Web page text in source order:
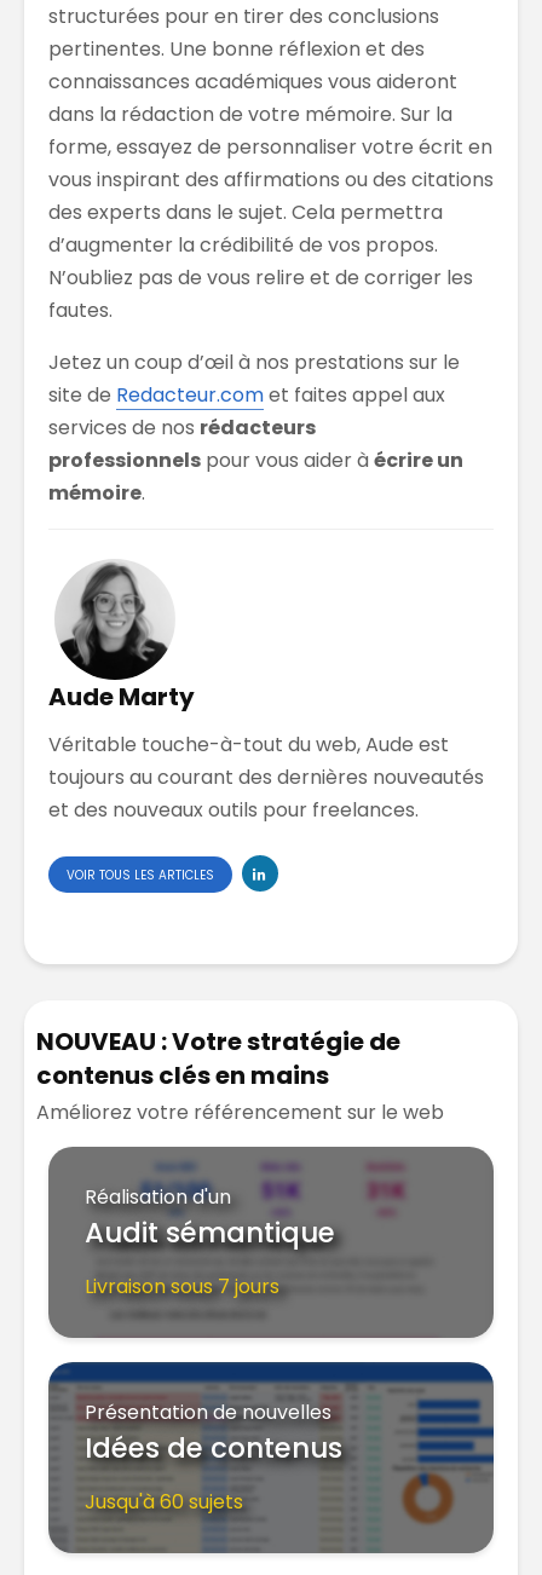
structurées pour en tirer des conclusions
pertinentes. Une bonne réflexion et des
connaissances académiques vous aideront
dans la rédaction de votre mémoire. Sur la
forme, essayez de personnaliser votre écrit en
vous inspirant des affirmations ou des citations
des experts dans le sujet. Cela permettra
d’augmenter la crédibilité de vos propos.
N’oubliez pas de vous relire et de corriger les
fautes.
Jetez un coup d’œil à nos prestations sur le
site de Redacteur.comet faites appel aux
services de nos rédacteurs
professionnels pour vous aider à écrire un
mémoire.
Aude Marty
Véritable touche-à-tout du web, Aude est
toujours au courant des dernières nouveautés
et des nouveaux outils pour freelances.
VOIR TOUS LES ARTICLES
NOUVEAU : Votre stratégie de
contenus clés en mains
Améliorez votre référencement sur le web
Réalisation d'un
Audit sémantique
Livraison sous 7 jours
Présentation de nouvelles
Idées de contenus
Jusqu'à 60 sujets